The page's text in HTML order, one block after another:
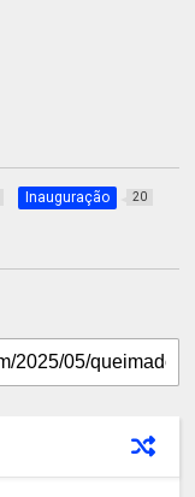
Inauguração 20